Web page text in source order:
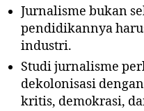
Jurnalisme bukan
pendidikannya
industri.
Studi jurnalisme
dekolonisasi
kritis, demokrasi,